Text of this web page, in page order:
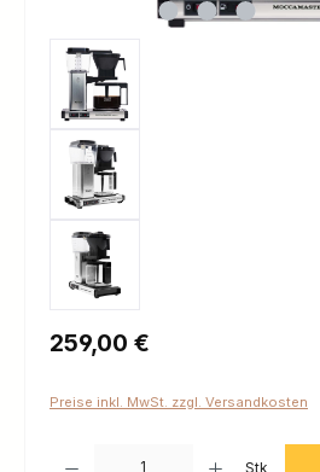
Regulärer Preis:
259,00 €
Preise inkl. MwSt. zzgl. Versandkosten
Stk